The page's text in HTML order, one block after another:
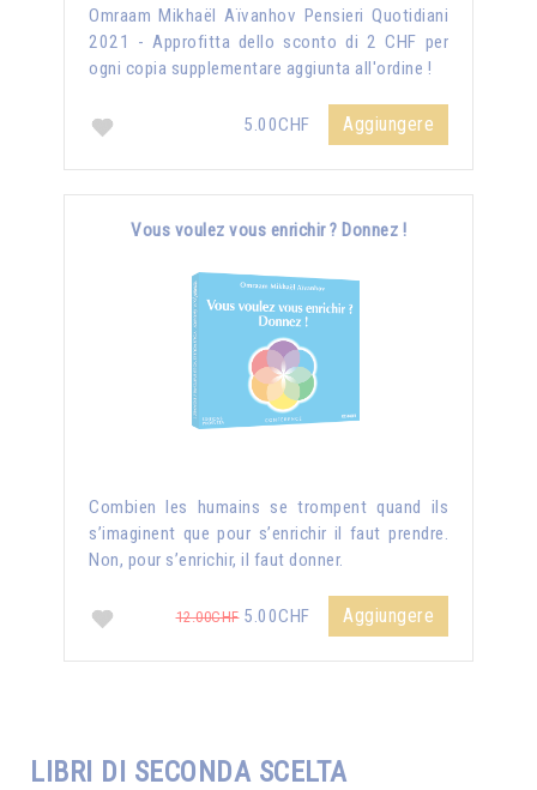
Omraam Mikhaël Aïvanhov Pensieri Quotidiani
2021 - Approfitta dello sconto di 2 CHF per
ogni copia supplementare aggiunta all'ordine !
5.00CHF Aggiungere
Vous voulez vous enrichir ? Donnez !
Combien les humains se trompent quand ils
s’imaginent que pour s’enrichir il faut prendre.
Non, pour s’enrichir, il faut donner.
12.00CHF5.00CHF Aggiungere
LIBRI DI SECONDA SCELTA